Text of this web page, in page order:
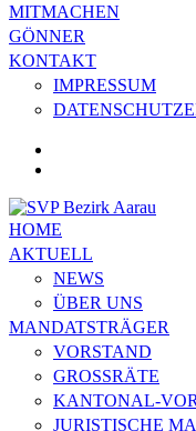
MITMACHEN
GÖNNER
KONTAKT
IMPRESSUM
HOME
AKTUELL
NEWS
ÜBER UNS
MANDATSTRÄGER
VORSTAND
GROSSRÄTE
KANTONAL-
JURISTISCHE